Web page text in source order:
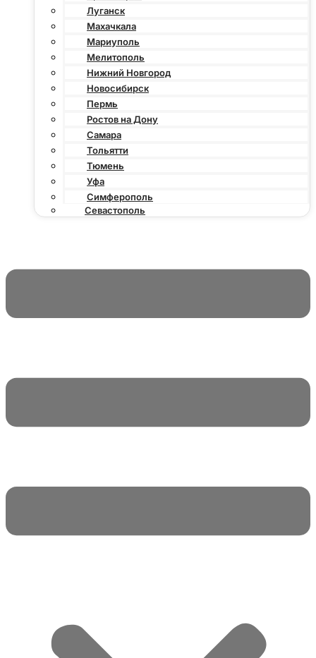
Луганск
Махачкала
Мариуполь
Мелитополь
Нижний Новгород
Новосибирск
Пермь
Ростов на Дону
Самара
Тольятти
Тюмень
Уфа
Симферополь
Севастополь